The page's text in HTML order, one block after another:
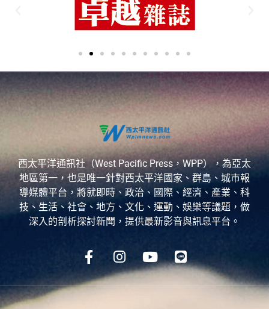
西太平洋通訊社（West Pacific Press，WPP），為亞太
地區第一，也是唯一針對西太平洋國家、群島、城市報
導媒體平台，將就即時、政治、國際、經濟、產業、科
技、生活、社會、地方、文化、運動、娛樂等議題，做
深入的剖析探討新聞，提供最新影音與訊息平台。